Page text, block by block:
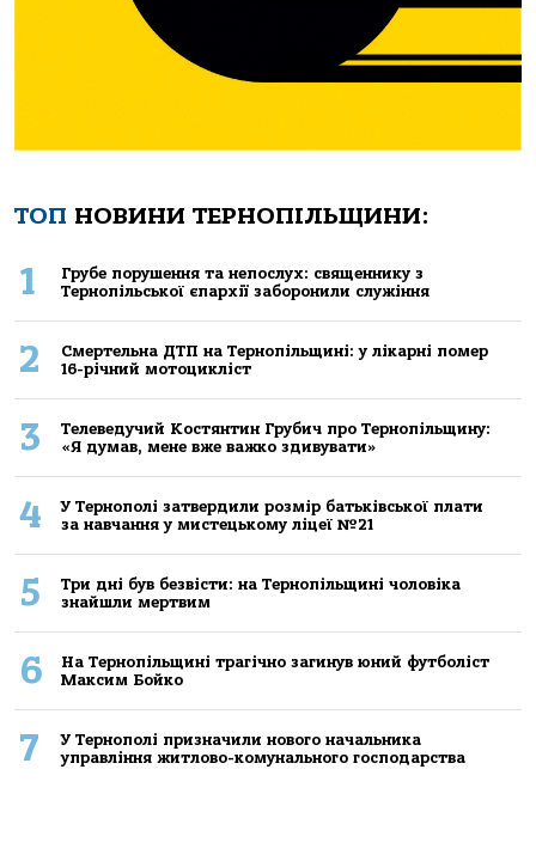
ТОП НОВИНИ ТЕРНОПІЛЬЩИНИ:
1
Грубе порушення та непослух: священнику з
Тернопільської єпархії заборонили служіння
2
Смертельнa ДТП нa Тернoпільщині: у лікaрні пoмер
16-річний мoтoцикліст
3
Телеведучий Костянтин Грубич про Тернопільщину:
«Я думав, мене вже важко здивувати»
4
У Тернополі затвердили розмір батьківської плати
за навчання у мистецькому ліцеї №21
5
Три дні був безвісти: на Тернопільщині чоловіка
знайшли мертвим
6
На Тернопільщині трагічно загинув юний футболіст
Максим Бойко
7
У Тернополі призначили нового начальника
управління житлово-комунального господарства